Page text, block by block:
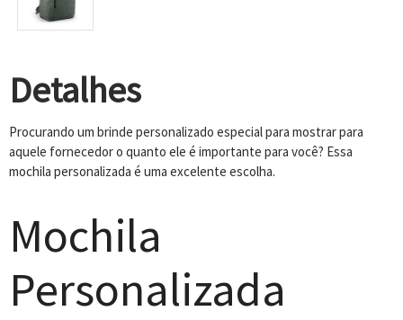
Detalhes
Procurando um brinde personalizado especial para mostrar para
aquele fornecedor o quanto ele é importante para você? Essa
mochila personalizada é uma excelente escolha.
Mochila
Personalizada